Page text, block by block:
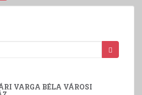
VARGA BÉLA VÁROSI